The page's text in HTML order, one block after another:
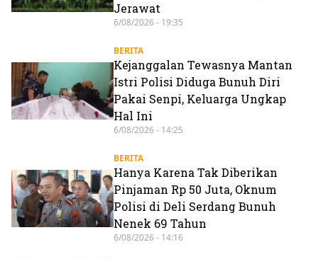
Jerawat
6/08/2026 - 19:35
BERITA
Kejanggalan Tewasnya Mantan
Istri Polisi Diduga Bunuh Diri
Pakai Senpi, Keluarga Ungkap
Hal Ini
6/08/2026 - 14:25
BERITA
Hanya Karena Tak Diberikan
Pinjaman Rp 50 Juta, Oknum
Polisi di Deli Serdang Bunuh
Nenek 69 Tahun
6/08/2026 - 14:16